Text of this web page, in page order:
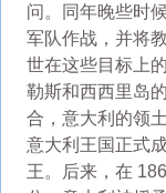
问。同年晚些时
军队作战，并将
世在这些目标上
勒斯和西西里岛
合，意大利的领
意大利王国正式
王。后来，在